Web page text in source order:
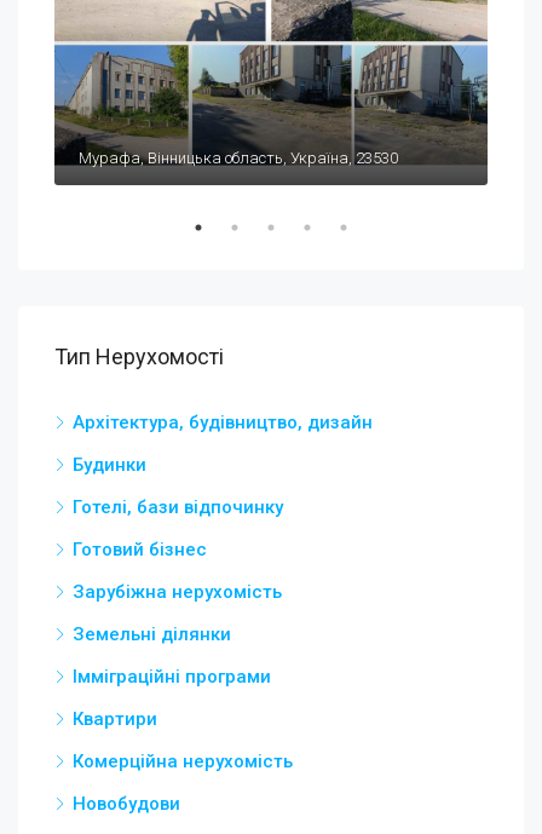
Мурафа, Вінницька область, Україна, 23530
Тип Нерухомості
Архітектура, будівництво, дизайн
Будинки
Готелі, бази відпочинку
Готовий бізнес
Зарубіжна нерухомість
Земельні ділянки
Імміграційні програми
Квартири
Комерційна нерухомість
Новобудови